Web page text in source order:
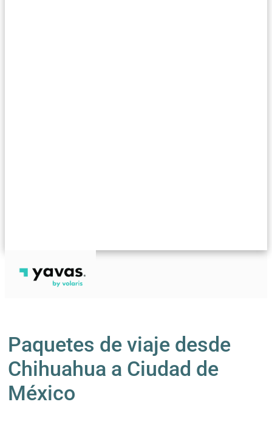
Paquetes de viaje desde
Chihuahua a Ciudad de
México